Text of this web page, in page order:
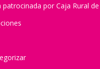
patrocinada por Caja Rural